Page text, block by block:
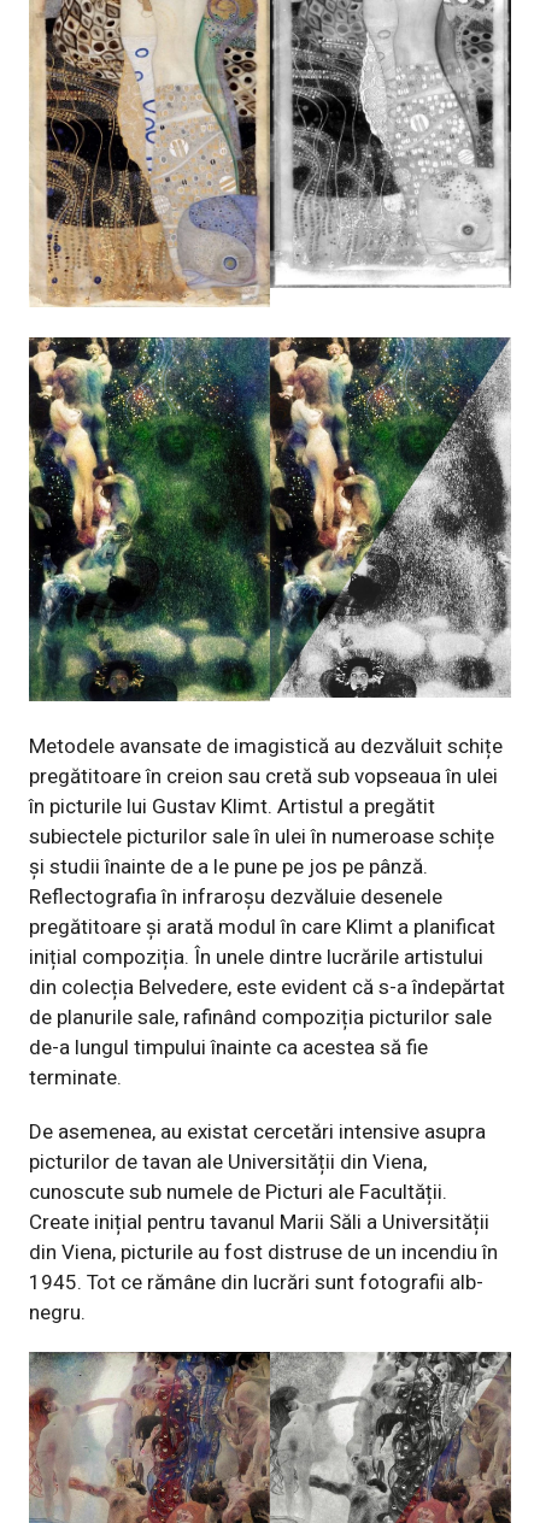
Metodele avansate de imagistică au dezvăluit schițe
pregătitoare în creion sau cretă sub vopseaua în ulei
în picturile lui Gustav Klimt. Artistul a pregătit
subiectele picturilor sale în ulei în numeroase schițe
și studii înainte de a le pune pe jos pe pânză.
Reflectografia în infraroșu dezvăluie desenele
pregătitoare și arată modul în care Klimt a planificat
inițial compoziția. În unele dintre lucrările artistului
din colecția Belvedere, este evident că s-a îndepărtat
de planurile sale, rafinând compoziția picturilor sale
de-a lungul timpului înainte ca acestea să fie
terminate.
De asemenea, au existat cercetări intensive asupra
picturilor de tavan ale Universității din Viena,
cunoscute sub numele de Picturi ale Facultății.
Create inițial pentru tavanul Marii Săli a Universității
din Viena, picturile au fost distruse de un incendiu în
1945. Tot ce rămâne din lucrări sunt fotografii alb-
negru.